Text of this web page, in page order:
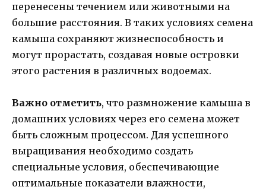
перенесены течением или животными на
большие расстояния. В таких условиях семена
камыша сохраняют жизнеспособность и
могут прорастать, создавая новые островки
этого растения в различных водоемах.
Важно отметить, что размножение камыша в
домашних условиях через его семена может
быть сложным процессом. Для успешного
выращивания необходимо создать
специальные условия, обеспечивающие
оптимальные показатели влажности,